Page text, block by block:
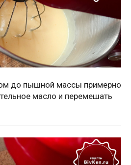
до пышной массы примерно
масло и перемешать